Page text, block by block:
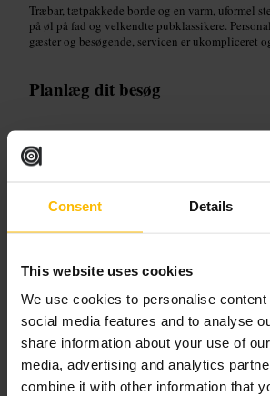
Consent Details
This website uses cookies
We use cookies to personalise
social media features and to analyse
share information about your use of
media, advertising and analytics
combine it with other information that
Træbar, tætpakkede borde og en varm, uformel
på øl på fad og velkendte pubklassikere.
gæster og besøgende, servicen er ukompliceret
Planlæg dit besøg
Kom for en øl og noget enkelt at spise. Sid ved
hurtigt serveret drikke. Reservér kun hvis I er en
pubben som stop før eller efter en gåtur i kvarteret.
94A Crawford St, London W1H 2HQ, UK
The Warwick Castle
krkr•Spisning og drikke •Bar• Pub
4,3
4
Billede /- Pub Gallery